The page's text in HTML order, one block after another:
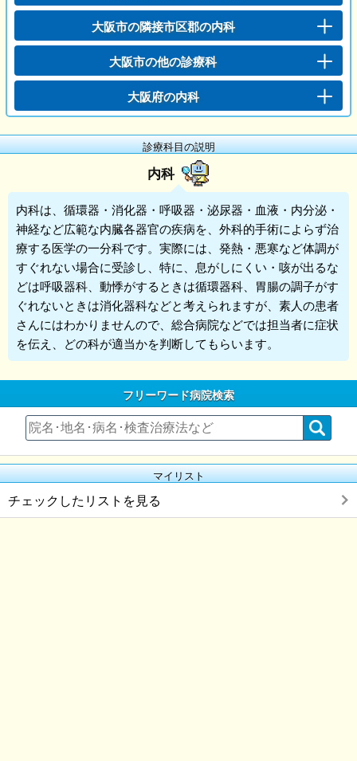
大阪市の隣接市区郡の内科
大阪市の他の診療科
大阪府の内科
診療科目の説明
内科
内科は、循環器・消化器・呼吸器・泌尿器・血液・内分泌・
神経など広範な内臓各器官の疾病を、外科的手術によらず治
療する医学の一分科です。実際には、発熱・悪寒など体調が
すぐれない場合に受診し、特に、息がしにくい・咳が出るな
どは呼吸器科、動悸がするときは循環器科、胃腸の調子がす
ぐれないときは消化器科などと考えられますが、素人の患者
さんにはわかりませんので、総合病院などでは担当者に症状
を伝え、どの科が適当かを判断してもらいます。
フリーワード病院検索
マイリスト
チェックしたリストを見る